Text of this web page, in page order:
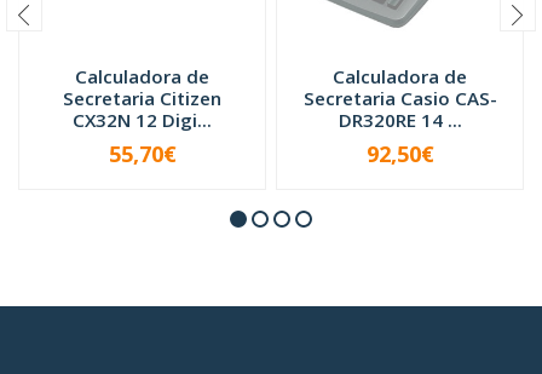
Calculadora de
Secretaria Citizen
CX32N 12 Digi...
INDISPONÍVEL
55,70€
Calculadora de
Secretaria Casio CAS-
DR320RE 14 ...
INDISPONÍVEL
92,50€